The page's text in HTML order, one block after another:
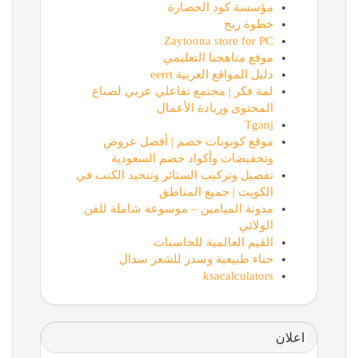
مؤسسة كود الحضارة
خطوة ربح
Zaytoona store for PC
موقع مناهجنا التعليمي
دليل المواقع العربية eerrt
لمة فكر | مجتمع تفاعلي عربي لصناع
المحتوى وريادة الأعمال
Tganj
موقع كوبونات خصم | أفضل عروض
وتخفيضات وأكواد خصم السعودية
تفصيل وتركيب الستائر وتنجيد الكنب في
الكويت | جميع المناطق
مدونة الميامين – موسوعة شاملة للفن
الولائي
القيم العالمية للحاسبات
حناء طبيعية وسدر للشعر سدال
ksacalculators
اعلان